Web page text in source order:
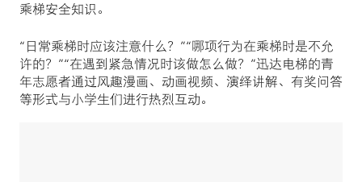
乘梯安全知识。
“日常乘梯时应该注意什么？”“哪项行为在乘梯时是不允
许的？”“在遇到紧急情况时该做怎么做？”迅达电梯的青
年志愿者通过风趣漫画、动画视频、演绎讲解、有奖问答
等形式与小学生们进行热烈互动。